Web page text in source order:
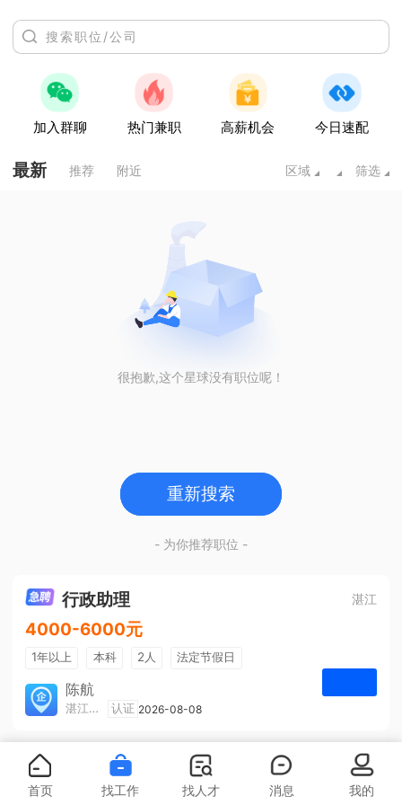
加入群聊 热门兼职 高薪机会 今日速配
最新 推荐 附近 区域 筛选
很抱歉,这个星球没有职位呢！
重新搜索
- 为你推荐职位 -
行政助理 湛江
4000-6000元
1年以上 本科 2人
法定节假日
包吃住
五险一金
陈航
湛江旅游集散中心有限公司 认证 2026-08-08
首页 找工作 找人才 消息 我的